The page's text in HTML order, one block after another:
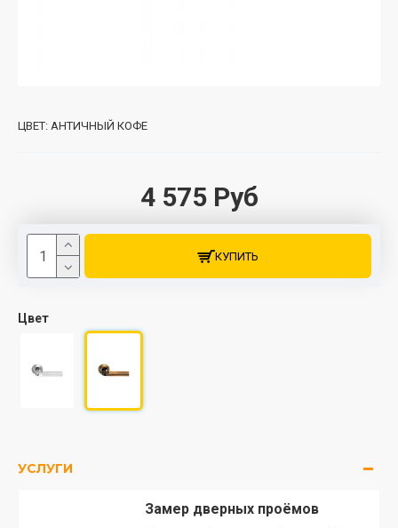
4 575 Руб
ЦВЕТ: АНТИЧНЫЙ КОФЕ
Цвет
КУПИТЬ
УСЛУГИ
Замер дверных проёмов